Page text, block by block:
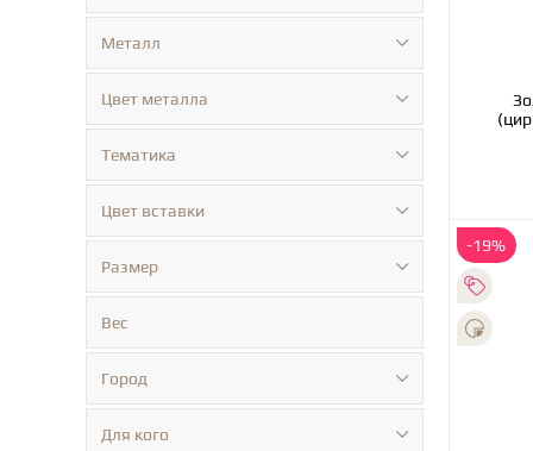
Металл
Цвет металла
Тематика
Цвет вставки
Размер
Вес
Город
Для кого
-19%